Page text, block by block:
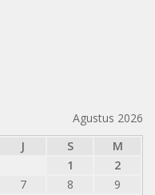
Agustus 2026
J S
M
1
2
7 8
9